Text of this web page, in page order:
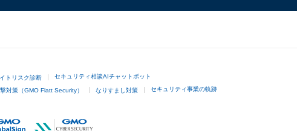
トリスク診断 セキュリティ相談AIチャットボット
対策（GMO Flatt Security） なりすまし対策 セキュリティ事業の軌跡